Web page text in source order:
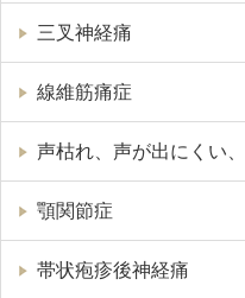
三叉神経痛
線維筋痛症
声枯れ、声が出にくい
顎関節症
帯状疱疹後神経痛